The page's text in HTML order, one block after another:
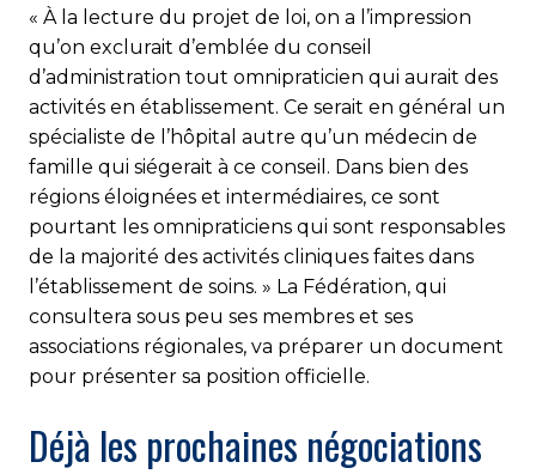
« À la lecture du projet de loi, on a l’impression
qu’on ex­clu­rait d’emblée du conseil
d’administration tout omnipra­ticien qui aurait des
activités en établissement. Ce serait en général un
spécialiste de l’hôpital autre qu’un médecin de
famille qui siégerait à ce conseil. Dans bien des
régions éloignées et intermédiaires, ce sont
pourtant les omnipraticiens qui sont responsables
de la majorité des activités clini­ques faites dans
l’établissement de soins. » La Fédération, qui
consultera sous peu ses membres et ses
associations régionales, va préparer un document
pour présenter sa position officielle.
Déjà les prochaines négociations